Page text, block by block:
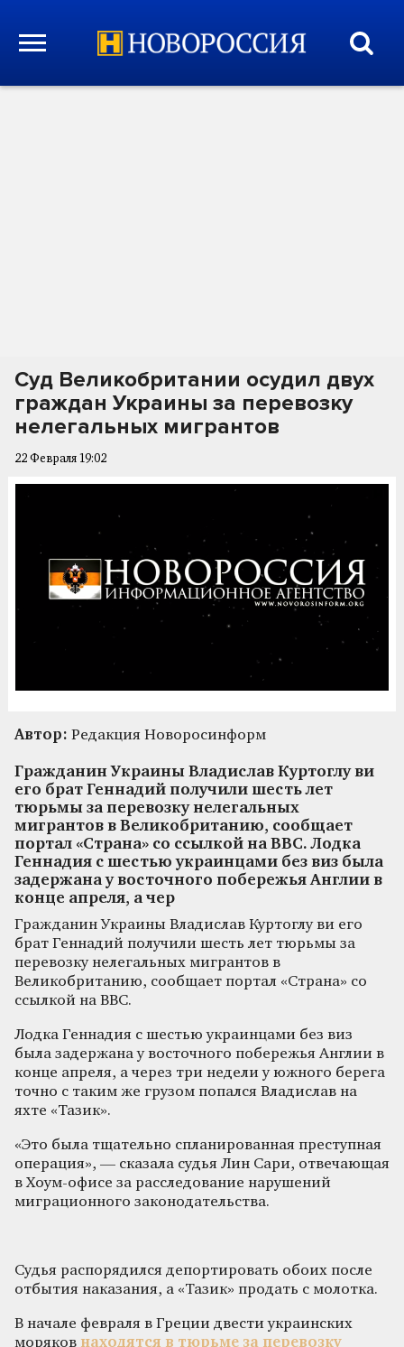
Суд Великобритании осудил двух
граждан Украины за перевозку
нелегальных мигрантов
22 Февраля 19:02
Автор: Редакция Новоросинформ
Гражданин Украины Владислав Куртоглу ви
его брат Геннадий получили шесть лет
тюрьмы за перевозку нелегальных
мигрантов в Великобританию, сообщает
портал «Страна» со ссылкой на ВВС. Лодка
Геннадия с шестью украинцами без виз была
задержана у восточного побережья Англии в
конце апреля, а чер
Гражданин Украины Владислав Куртоглу ви его
брат Геннадий получили шесть лет тюрьмы за
перевозку нелегальных мигрантов в
Великобританию, сообщает портал «Страна» со
ссылкой на ВВС.
Лодка Геннадия с шестью украинцами без виз
была задержана у восточного побережья Англии в
конце апреля, а через три недели у южного берега
точно с таким же грузом попался Владислав на
яхте «Тазик».
«Это была тщательно спланированная преступная
операция», — сказала судья Лин Сари, отвечающая
в Хоум-офисе за расследование нарушений
миграционного законодательства.
Судья распорядился депортировать обоих после
отбытия наказания, а «Тазик» продать с молотка.
В начале февраля в Греции двести украинских
моряков находятся в тюрьме за перевозку